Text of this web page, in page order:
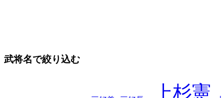
武将名で絞り込む
上杉憲